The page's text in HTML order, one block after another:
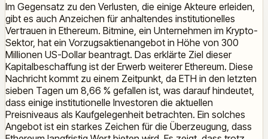
Im Gegensatz zu den Verlusten, die einige Akteure erleiden,
gibt es auch Anzeichen für anhaltendes institutionelles
Vertrauen in Ethereum. Bitmine, ein Unternehmen im Krypto-
Sektor, hat ein Vorzugsaktienangebot in Höhe von 300
Millionen US-Dollar beantragt. Das erklärte Ziel dieser
Kapitalbeschaffung ist der Erwerb weiterer Ethereum. Diese
Nachricht kommt zu einem Zeitpunkt, da ETH in den letzten
sieben Tagen um 8,66 % gefallen ist, was darauf hindeutet,
dass einige institutionelle Investoren die aktuellen
Preisniveaus als Kaufgelegenheit betrachten. Ein solches
Angebot ist ein starkes Zeichen für die Überzeugung, dass